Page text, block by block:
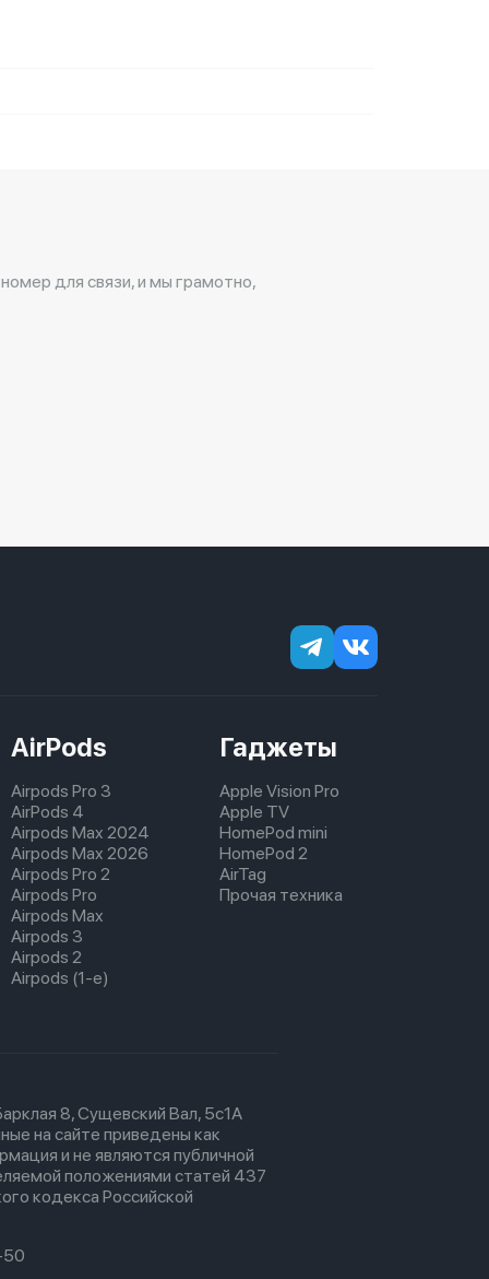
для связи, и мы грамотно,
AirPods
Airpods Pro 3
AirPods 4
Airpods Max 2024
Airpods Max 2026
Airpods Pro 2
Airpods Pro
Airpods Max
Airpods 3
Airpods 2
Airpods (1-е)
Гаджеты
Apple Vision Pro
Apple TV
HomePod mini
HomePod 2
AirTag
Прочая техника
8, Сущевский Вал, 5с1А
на сайте приведены как
и не являются публичной
положениями статей 437
кодекса Российской
50